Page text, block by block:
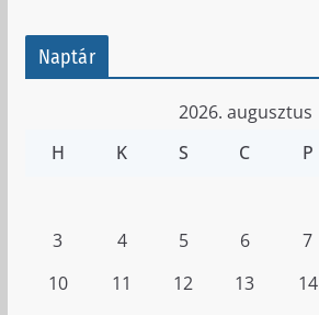
Naptár
2026. augusztus
H
K S C P
3
4 5 6 7
10
11 12 13 14